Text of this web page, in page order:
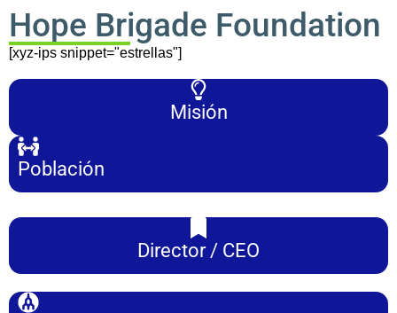
Hope Brigade Foundation
[xyz-ips snippet="estrellas"]
Misión
Población
Director / CEO